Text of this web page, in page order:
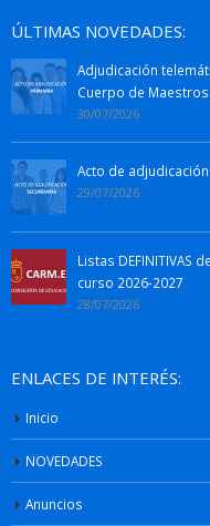
ÚLTIMAS NOVEDADES:
Adjudicación
Cuerpo de
30/07/2026
Acto de
29/07/2026
Listas DEFINITIVAS
curso 2026-2027
28/07/2026
ENLACES DE INTERÉS:
Inicio
NOVEDADES
Anuncios